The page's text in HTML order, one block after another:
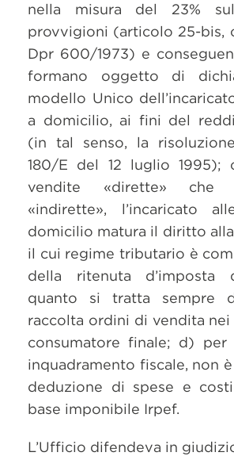
nella misura del 23%
provvigioni (articolo 25-bis,
Dpr 600/1973) e
formano oggetto di
modello Unico
a domicilio, ai fini del
(in tal senso, la
180/E del 12 luglio 1995);
vendite «dirette» che
«indirette», l’incaricato
domicilio matura il diritto
il cui regime tributario è
della ritenuta d’imposta
quanto si tratta sempre
raccolta ordini di vendita
consumatore finale; d) per
inquadramento fiscale, non
deduzione di spese e
base imponibile Irpef.
L’Ufficio difendeva in